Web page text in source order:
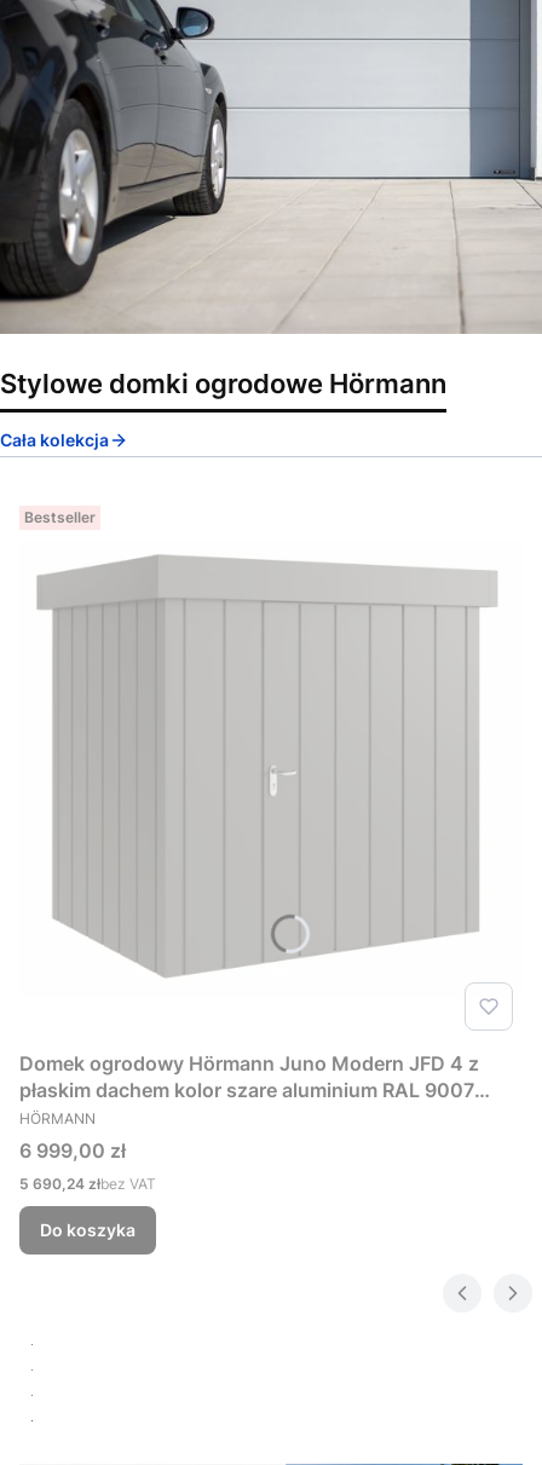
Stylowe domki ogrodowe Hörmann
Cała kolekcja
Bestseller
Domek ogrodowy Hörmann Juno Modern JFD 4 z
płaskim dachem kolor szare aluminium RAL 9007
229x181 cm
PRODUCENT
HÖRMANN
Cena
6 999,00 zł
Cena
5 690,24 złbez VAT
Do koszyka